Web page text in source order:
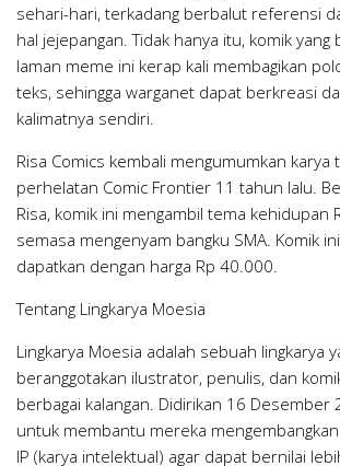
sehari-hari, terkadang berbalut referensi
hal jejepangan. Tidak hanya itu, komik
laman meme ini kerap kali membagikan
teks, sehingga warganet dapat berkreasi
kalimatnya sendiri.
Risa Comics kembali mengumumkan
perhelatan Comic Frontier 11 tahun lalu.
Risa, komik ini mengambil tema kehidupan
semasa mengenyam bangku SMA. Komik
dapatkan dengan harga Rp 40.000.
Tentang Lingkarya Moesia
Lingkarya Moesia adalah sebuah lingkarya
beranggotakan ilustrator, penulis, dan
berbagai kalangan. Didirikan 16 Desember
untuk membantu mereka
IP (karya intelektual) agar dapat bernilai